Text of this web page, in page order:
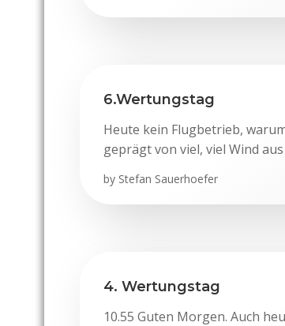
6.Wertungstag
Heute kein Flugbetrieb,
geprägt von viel, viel Wind
by Stefan Sauerhoefer
4. Wertungstag
10.55 Guten Morgen. Auch